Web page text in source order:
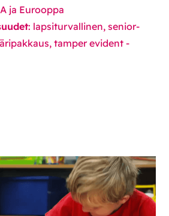
ja Eurooppa
: lapsiturvallinen, senior-
tamper evident -